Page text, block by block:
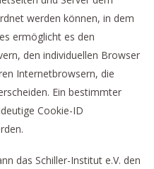
werden können, in dem
ermöglicht es den
den individuellen Browser
Internetbrowsern, die
Ein bestimmter
Cookie-ID
das Schiller-Institut e.V. den